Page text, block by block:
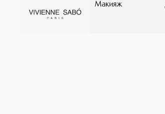
Макияж